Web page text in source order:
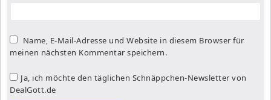
Name, E-Mail-Adresse und Website in diesem Browser für
meinen nächsten Kommentar speichern.
Ja, ich möchte den täglichen Schnäppchen-Newsletter von
DealGott.de